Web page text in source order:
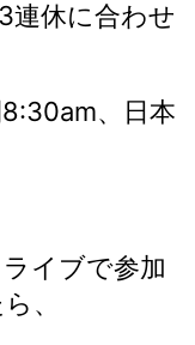
連休に合わせ
、日本
イブで参加
、